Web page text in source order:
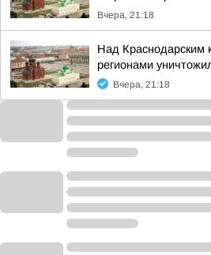
Вчера, 21:18
Над Краснодарским
регионами
Вчера, 21:18